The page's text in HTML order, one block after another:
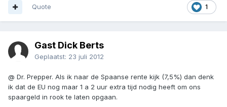
1
Quote
Gast Dick Berts
Geplaatst: 23 juli 2012
@ Dr. Prepper. Als ik naar de Spaanse rente kijk (7,5%) dan denk
ik dat de EU nog maar 1 a 2 uur extra tijd nodig heeft om ons
spaargeld in rook te laten opgaan.